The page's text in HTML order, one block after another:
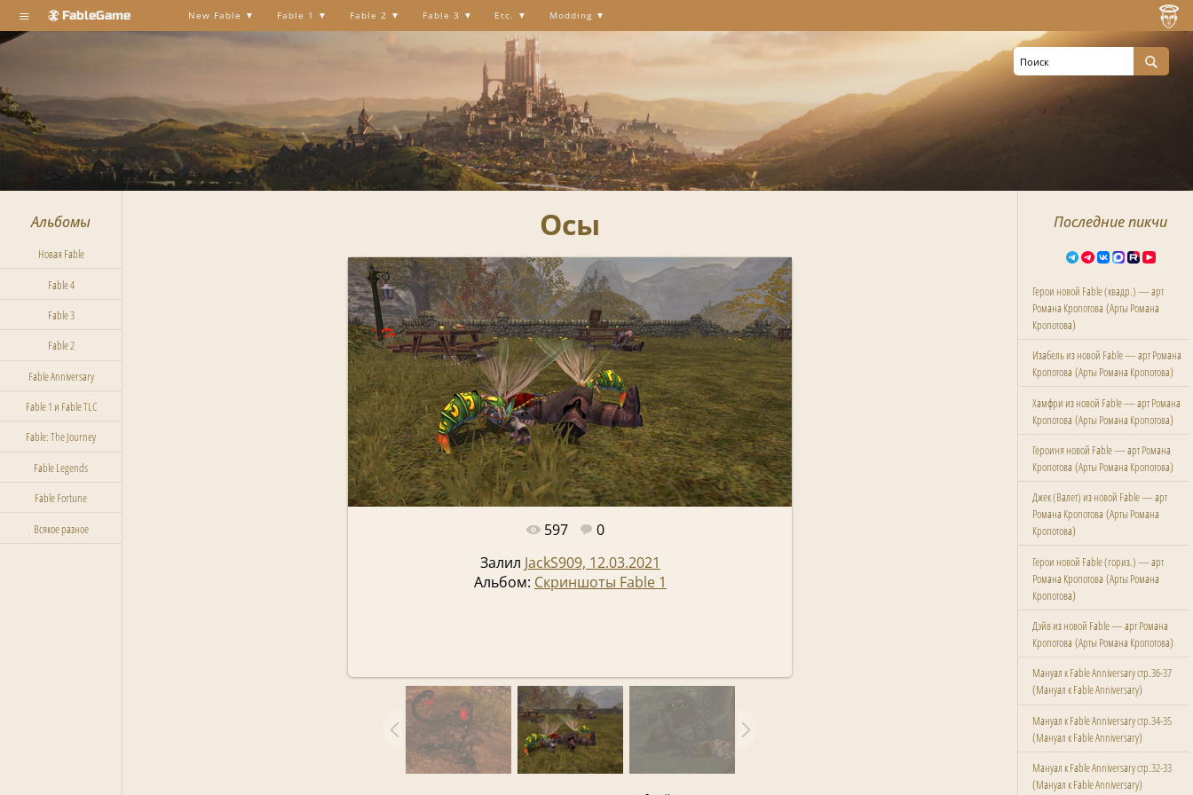
≡ FableGame New Fable Fable 1 Fable 2 Fable 3 Etc. Modding
Альбомы
Новая Fable
Fable 4
Fable 3
Fable 2
Fable Anniversary
Fable 1 и Fable TLC
Fable: The Journey
Fable Legends
Fable Fortune
Всякое разное
Осы
Полный размер - 1920x1080
597
0
Залил JackS909, 12.03.2021
Альбом: Скриншоты Fable 1
Последние пикчи
Герои новой Fable (квадр.) — арт
Романа Кропотова (Арты Романа
Кропотова)
Изабель из новой Fable — арт Романа
Кропотова (Арты Романа Кропотова)
Хамфри из новой Fable — арт Романа
Кропотова (Арты Романа Кропотова)
Героиня новой Fable — арт Романа
Кропотова (Арты Романа Кропотова)
Джек (Валет) из новой Fable — арт
Романа Кропотова (Арты Романа
Кропотова)
Герои новой Fable (гориз.) — арт
Романа Кропотова (Арты Романа
Кропотова)
Дэйв из новой Fable — арт Романа
Кропотова (Арты Романа Кропотова)
Мануал к Fable Anniversary стр.36-37
(Мануал к Fable Anniversary)
Мануал к Fable Anniversary стр.34-35
(Мануал к Fable Anniversary)
Мануал к Fable Anniversary стр.32-33
(Мануал к Fable Anniversary)